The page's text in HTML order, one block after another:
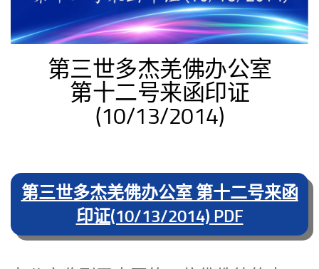
第三世多杰羌佛办公室
第十二号来函印证
(10/13/2014)
第三世多杰羌佛办公室 第十二号来函
印证(10/13/2014) PDF